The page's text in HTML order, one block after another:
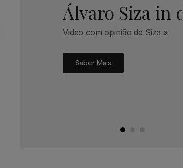
Álvaro Siza in
Video com opinião de Siza »
Saber Mais